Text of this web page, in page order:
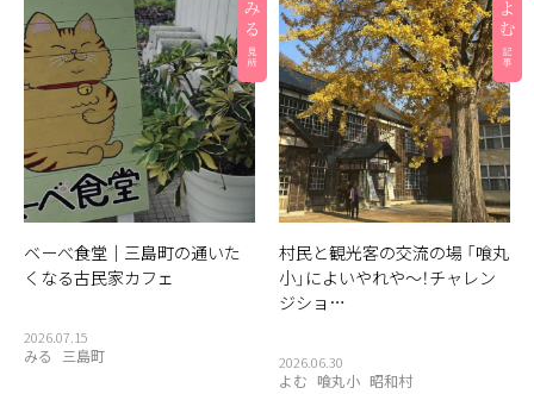
ベーべ食堂｜三島町の通いた
くなる古民家カフェ
2026.07.15
みる 三島町
村民と観光客の交流の場 「喰丸
小」によいやれや〜！チャレン
ジショ…
2026.06.30
よむ 喰丸小 昭和村